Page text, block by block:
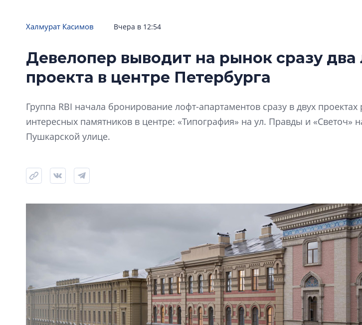
Халмурат Касимов Вчера в 12:54
Девелопер выводит на рынок сразу два
проекта в центре Петербурга
Группа RBI начала бронирование лофт-апартаментов сразу в двух
интересных памятников в центре: «Типография» на ул. Правды и «Светоч»
Пушкарской улице.